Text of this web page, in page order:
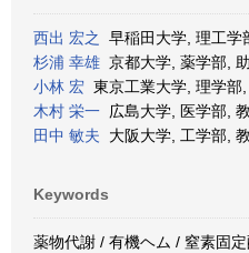
西出 宏之
早稲田大学, 理工学
杉浦 幸雄 京都大学, 薬学部,
小林 宏 東京工業大学, 理学部
木村 栄一 広島大学, 医学部,
田中 敏夫 大阪大学, 工学部,
Keywords
薬物代謝 / 有機ヘム / 窒素固